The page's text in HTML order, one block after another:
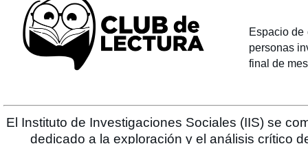
Espacio de
personas
final de
El Instituto de Investigaciones Sociales (IIS) se
dedicado a la exploración y el análisis crítico